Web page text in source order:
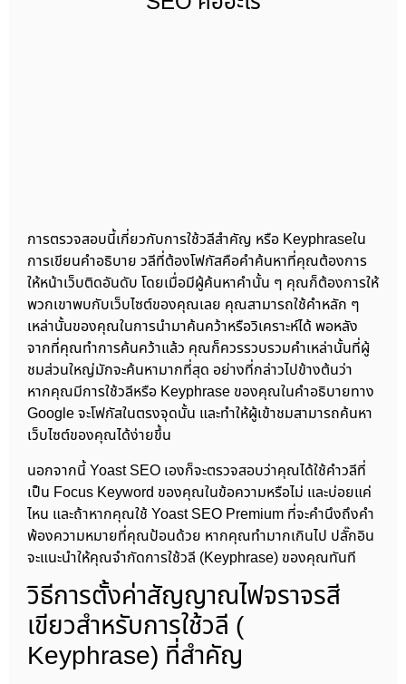
การตรวจสอบนี้เกี่ยวกับการใช้วลีสำคัญ หรือ Keyphraseใน
การเขียนคำอธิบาย วลีที่ต้องโฟกัสคือคำค้นหาที่คุณต้องการ
ให้หน้าเว็บติดอันดับ โดยเมื่อมีผู้ค้นหาคำนั้น ๆ คุณก็ต้องการให้
พวกเขาพบกับเว็บไซต์ของคุณเลย คุณสามารถใช้คำหลัก ๆ
เหล่านั้นของคุณในการนำมาค้นคว้าหรือวิเคราะห์ได้ พอหลัง
จากที่คุณทำการค้นคว้าแล้ว คุณก็ควรรวบรวมคำเหล่านั้นที่ผู้
ชมส่วนใหญ่มักจะค้นหามากที่สุด อย่างที่กล่าวไปข้างต้นว่า
หากคุณมีการใช้วลีหรือ Keyphrase ของคุณในคำอธิบายทาง
Google จะโฟกัสในตรงจุดนั้น และทำให้ผู้เข้าชมสามารถค้นหา
เว็บไซต์ของคุณได้ง่ายขึ้น
นอกจากนี้ Yoast SEO เองก็จะตรวจสอบว่าคุณได้ใช้คำวลีที่
เป็น Focus Keyword ของคุณในข้อความหรือไม่ และบ่อยแค่
ไหน และถ้าหากคุณใช้ Yoast SEO Premium ที่จะคำนึงถึงคำ
พ้องความหมายที่คุณป้อนด้วย หากคุณทำมากเกินไป ปลั๊กอิน
จะแนะนำให้คุณจำกัดการใช้วลี (Keyphrase) ของคุณทันที
วิธีการตั้งค่าสัญญาณไฟจราจรสี
เขียวสำหรับการใช้วลี (
Keyphrase) ที่สำคัญ